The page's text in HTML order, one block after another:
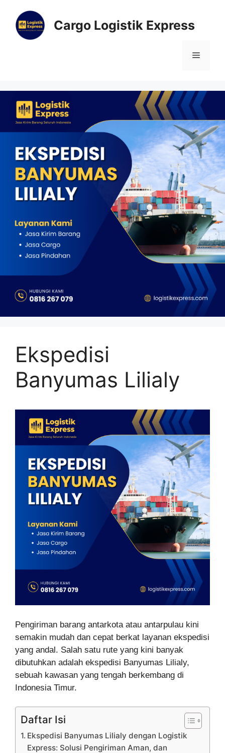
Cargo Logistik Express
Ekspedisi
Banyumas Lilialy
Pengiriman barang antarkota atau antarpulau kini
semakin mudah dan cepat berkat layanan ekspedisi
yang andal. Salah satu rute yang kini banyak
dibutuhkan adalah ekspedisi Banyumas Lilialy,
sebuah kawasan yang tengah berkembang di
Indonesia Timur.
Daftar Isi
Ekspedisi Banyumas Lilialy dengan Logistik
Express: Solusi Pengiriman Aman, dan